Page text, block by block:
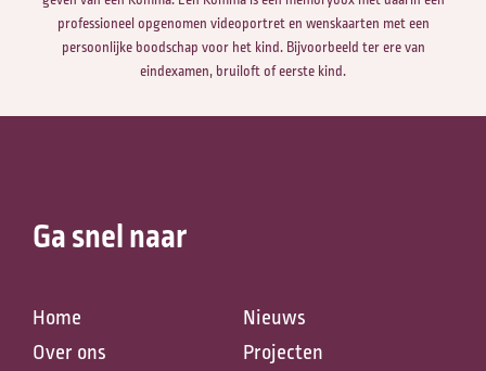
professioneel opgenomen videoportret en wenskaarten met een
persoonlijke boodschap voor het kind. Bijvoorbeeld ter ere van
eindexamen, bruiloft of eerste kind.
Ga snel naar
Home
Over ons
Nieuws
Projecten